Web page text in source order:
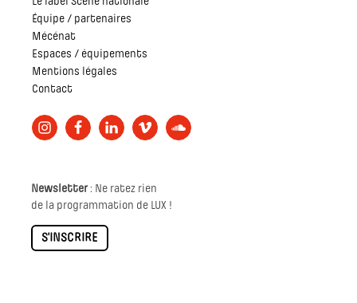
Équipe / partenaires
Mécénat
Espaces / équipements
Mentions légales
Contact
Newsletter: Ne ratez rien
de la programmation de LUX !
S'INSCRIRE